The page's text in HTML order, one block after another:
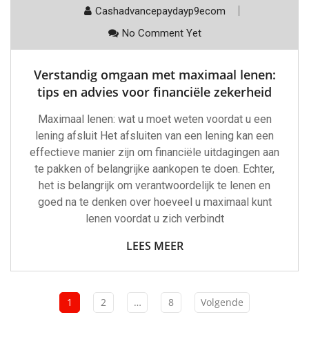
Cashadvancepaydayp9ecom
No Comment Yet
Verstandig omgaan met maximaal lenen:
tips en advies voor financiële zekerheid
Maximaal lenen: wat u moet weten voordat u een
lening afsluit Het afsluiten van een lening kan een
effectieve manier zijn om financiële uitdagingen aan
te pakken of belangrijke aankopen te doen. Echter,
het is belangrijk om verantwoordelijk te lenen en
goed na te denken over hoeveel u maximaal kunt
lenen voordat u zich verbindt
LEES MEER
1 2 … 8 Volgende